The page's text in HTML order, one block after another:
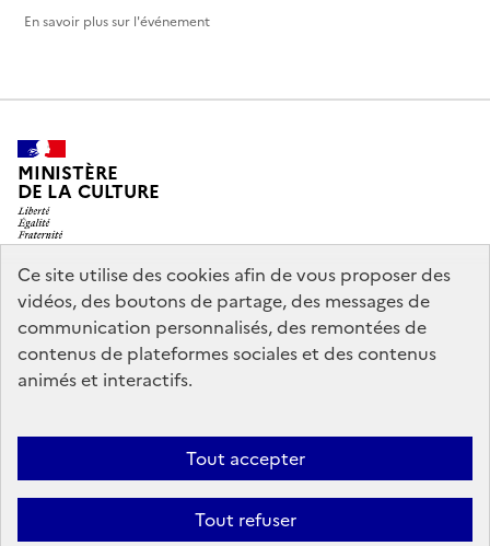
Ce site utilise des cookies afin de vous proposer des
vidéos, des boutons de partage, des messages de
communication personnalisés, des remontées de
contenus de plateformes sociales et des contenus
animés et interactifs.
Tout accepter
Tout refuser
En savoir plus sur l'événement
MINISTÈRE
DE LA CULTURE
legifrance.gouv.fr
info.gouv.fr
service-public.gouv.fr
data.gouv.fr
Mentions légales
conforme
Politique d’utilisation des témoins de connexion